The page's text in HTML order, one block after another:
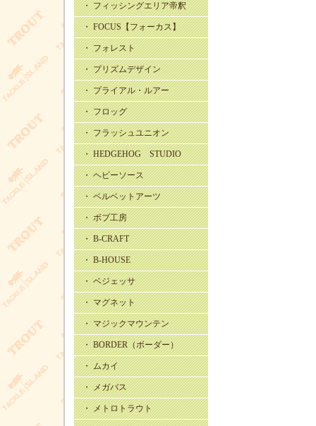
・ フィッシングエリア帝釈
・ FOCUS【フォーカス】
・ フォレスト
・ プリズムデザイン
・ プライアル・ルアー
・ フロッグ
・ フラッシュユニオン
・ HEDGEHOG STUDIO
・ ヘビーソース
・ ベルベットアーツ
・ ボブ工房
・ B-CRAFT
・ B-HOUSE
・ ベジェッサ
・ マグネット
・ マジックマウンテン
・ BORDER（ボーダー）
・ ムカイ
・ メガバス
・ メトロトラウト